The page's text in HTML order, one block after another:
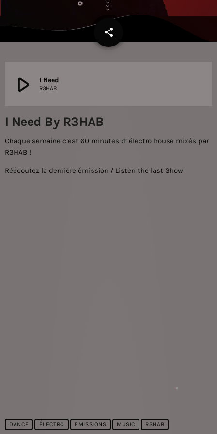
share
email
play_arrow I Need
R3HAB
I Need By R3HAB
Chaque semaine c’est 60 minutes d’ électro house mixés par
R3HAB !
Réécoutez la dernière émission / Listen the last Show
DANCE ÉLECTRO EMISSIONS MUSIC R3HAB